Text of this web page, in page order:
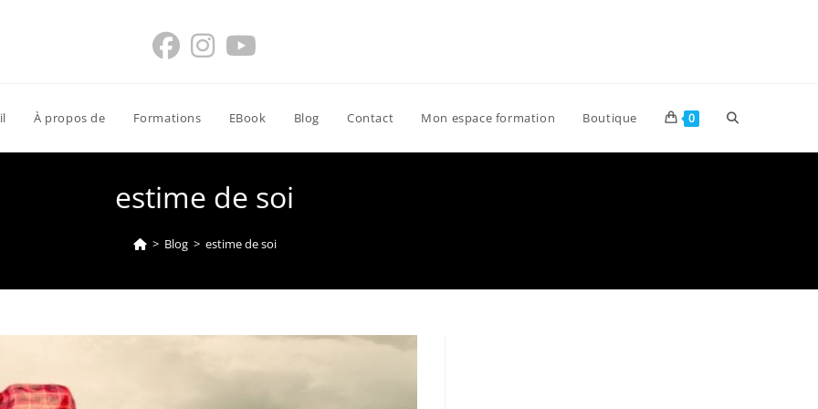
À propos de Formations EBook Blog Contact Mon espace formation Boutique 0 Toggle
estime de soi
> Blog > estime de soi